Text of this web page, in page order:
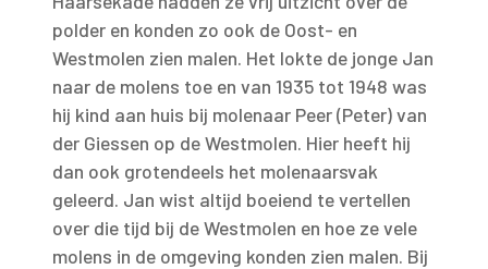
polder en konden zo ook de Oost- en
Westmolen zien malen. Het lokte de jonge Jan
naar de molens toe en van 1935 tot 1948 was
hij kind aan huis bij molenaar Peer (Peter) van
der Giessen op de Westmolen. Hier heeft hij
dan ook grotendeels het molenaarsvak
geleerd. Jan wist altijd boeiend te vertellen
over die tijd bij de Westmolen en hoe ze vele
molens in de omgeving konden zien malen. Bij